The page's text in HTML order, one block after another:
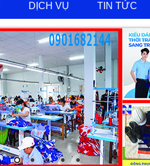
DỊCH VỤ TIN TỨC